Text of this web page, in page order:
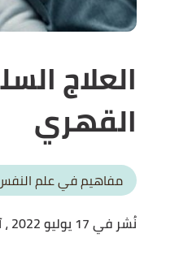
العلاج
القهري
مفاهيم في علم
نُشر في 17 يوليو 2022
،